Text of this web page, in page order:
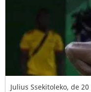
Julius Ssekitoleko, de